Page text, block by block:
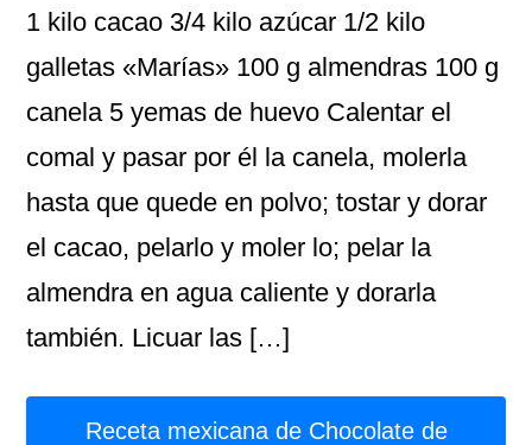
1 kilo cacao 3/4 kilo azúcar 1/2 kilo
galletas «Marías» 100 g almendras 100 g
canela 5 yemas de huevo Calentar el
comal y pasar por él la canela, molerla
hasta que quede en polvo; tostar y dorar
el cacao, pelarlo y moler lo; pelar la
almendra en agua caliente y dorarla
también. Licuar las […]
Receta mexicana de Chocolate de